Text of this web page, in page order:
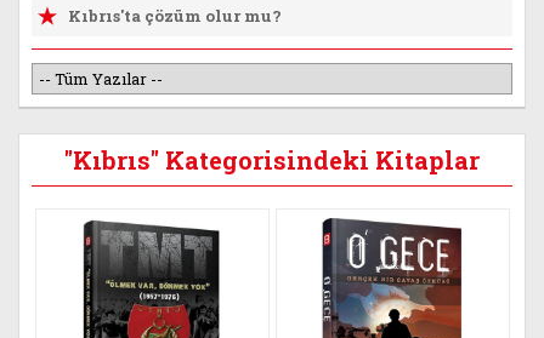
Kıbrıs'ta çözüm olur mu?
"Kıbrıs" Kategorisindeki Kitaplar